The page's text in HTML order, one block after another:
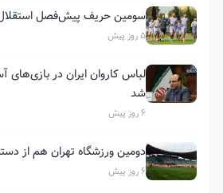
سومین حریف پیش‌فصل
5 روز پیش
لباس کاروان ایران در
شد
6 روز پیش
دومین ورزشگاه تهران هم از
6 روز پیش